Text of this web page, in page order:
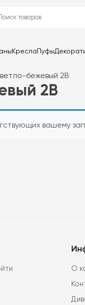
КреслаПуфы
бежевый 2B
2B
вашему
О